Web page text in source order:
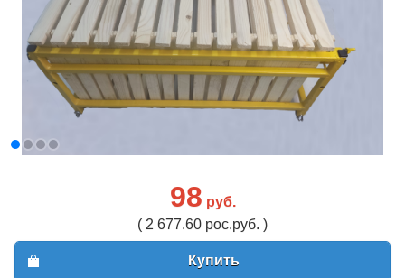
98 руб.
( 2 677.60 рос.руб. )
Купить